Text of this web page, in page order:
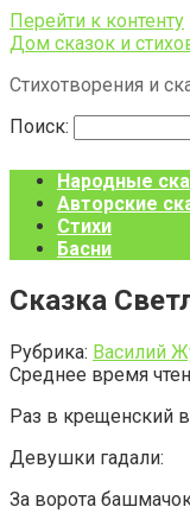
Перейти к контенту
Дом сказок и
Стихотворения и
Поиск:
Народные
Авторские
Стихи
Басни
Сказка
Рубрика: Василий
Среднее время
Раз в крещенский
Девушки гадали:
За ворота